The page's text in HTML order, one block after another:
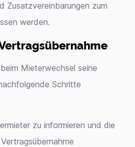
Zusatzvereinbarungen zum
werden.
Mieterwechsel seine
Schritte
zu informieren und die